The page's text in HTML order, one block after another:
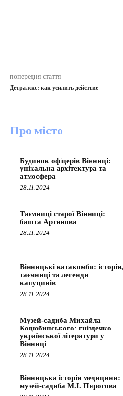
попередня стаття
Детралекс: как усилить действие
Про місто
Будинок офіцерів Вінниці:
унікальна архітектура та
атмосфера
28.11.2024
Таємниці старої Вінниці:
башта Артинова
28.11.2024
Вінницькі катакомби: історія,
таємниці та легенди
капуцинів
28.11.2024
Музей-садиба Михайла
Коцюбинського: гніздечко
української літератури у
Вінниці
28.11.2024
Вінницька історія медицини:
музей-садиба М.І. Пирогова